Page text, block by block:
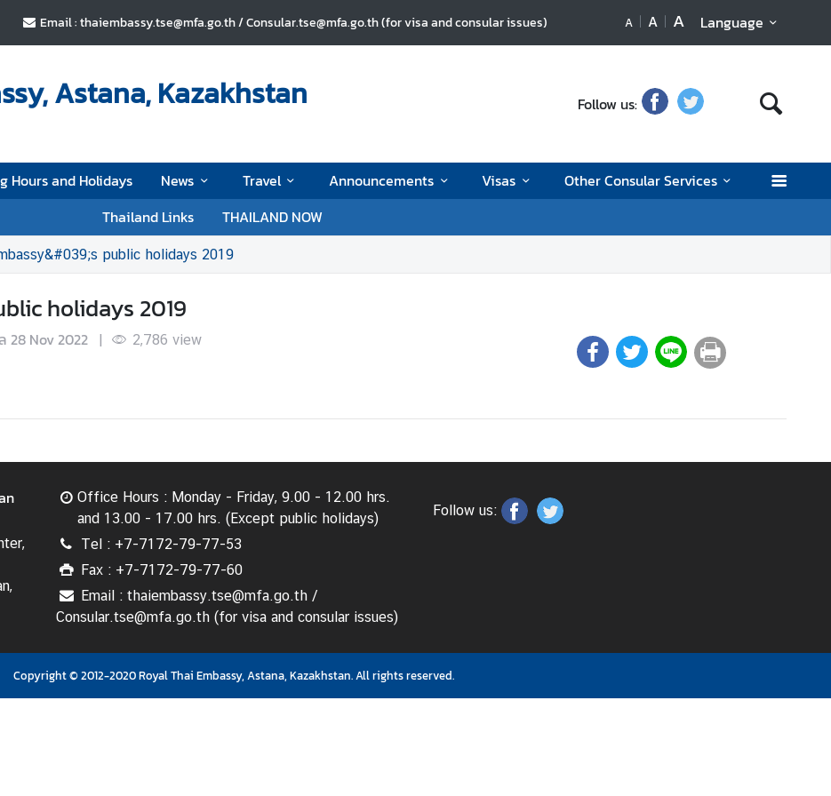
Email : thaiembassy.tse@mfa.go.th / Consular.tse@mfa.go.th (for visa and consular issues) A A A Language
Astana, Kazakhstan Follow us:
Hours and Holidays News Travel Announcements Visas
Other Consular Services
Thailand Links
THAILAND NOW
public holidays 2019
holidays 2019
28 Nov 2022 | 2,786 view
Office Hours : Monday - Friday, 9.00 - 12.00 hrs.
and 13.00 - 17.00 hrs. (Except public holidays)
Tel : +7-7172-79-77-53
Fax : +7-7172-79-77-60
Email : thaiembassy.tse@mfa.go.th /
Consular.tse@mfa.go.th (for visa and consular issues)
Follow us:
Copyright © 2012-2020 Royal Thai Embassy, Astana, Kazakhstan. All rights reserved.